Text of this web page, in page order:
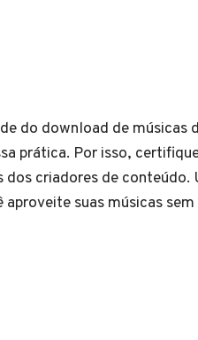
do download de músicas
prática. Por isso,
criadores de conteúdo.
suas músicas